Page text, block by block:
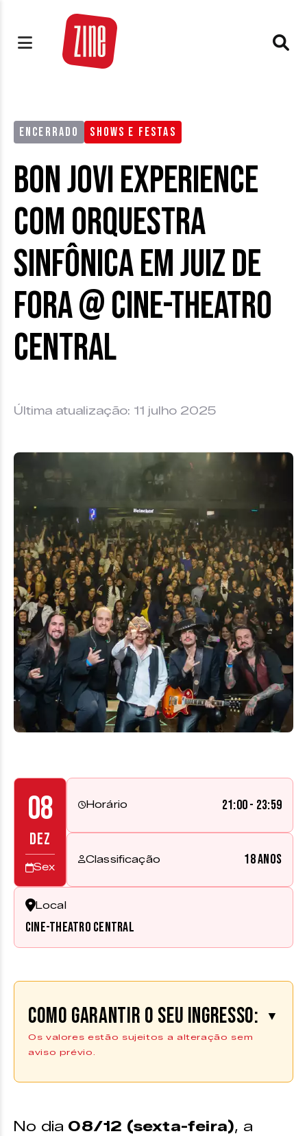
ENCERRADO SHOWS E FESTAS
Bon Jovi Experience
com Orquestra
Sinfônica em Juiz de
Fora @ Cine-Theatro
Central
Última atualização: 11 julho 2025
08
DEZ
Sex
Horário 21:00 - 23:59
Classificação 18 anos
Local
Cine-Theatro Central
Como garantir o seu ingresso: ▼
Os valores estão sujeitos a alteração sem
aviso prévio.
*Os ingressos também estão disponíveis no ponto de
No dia 08/12 (sexta-feira), a